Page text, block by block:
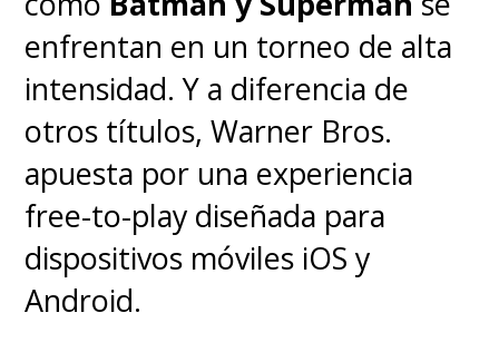
enfrentan en un torneo de alta
intensidad. Y a diferencia de
otros títulos, Warner Bros.
apuesta por una experiencia
free-to-play diseñada para
dispositivos móviles iOS y
Android.